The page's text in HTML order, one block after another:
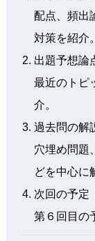
配点、頻出
対策を紹介。
出題予想論
最近のトピ
介。
過去問の解
穴埋め問題
どを中心に
次回の予定
第６回目の